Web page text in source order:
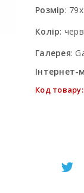
Розмір:
Колір:
Галерея:
Інтернет-
Код товару: